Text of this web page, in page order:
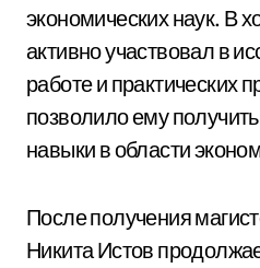
экономических наук. В
активно участвовал в
работе и практических
позволило ему
навыки в области
После получения
Никита Истов